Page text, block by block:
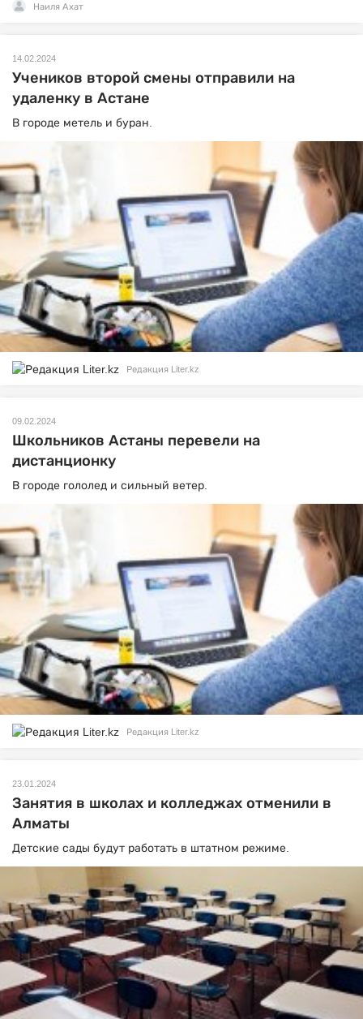
Наиля Ахат
14.02.2024
Учеников второй смены отправили на
удаленку в Астане
В городе метель и буран.
Редакция Liter.kz
09.02.2024
Школьников Астаны перевели на
дистанционку
В городе гололед и сильный ветер.
Редакция Liter.kz
23.01.2024
Занятия в школах и колледжах отменили в
Алматы
Детские сады будут работать в штатном режиме.